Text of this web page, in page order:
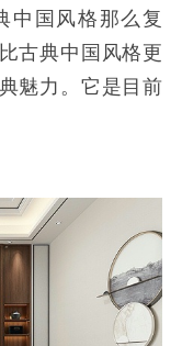
中国风格那么复
古典中国风格更
魅力。它是目前